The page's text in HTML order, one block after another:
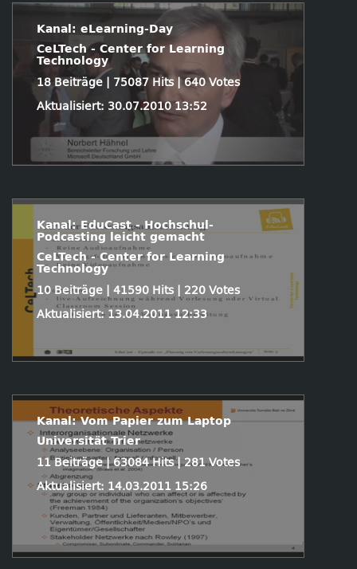
Kanal: eLearning-Day
CeLTech - Center for Learning
Technology
18 Beiträge | 75087 Hits | 640 Votes
Aktualisiert: 30.07.2010 13:52
Kanal: EduCast - Hochschul-
Podcasting leicht gemacht
CeLTech - Center for Learning
Technology
10 Beiträge | 41590 Hits | 220 Votes
Aktualisiert: 13.04.2011 12:33
Kanal: Vom Papier zum Laptop
Universität Trier
11 Beiträge | 63084 Hits | 281 Votes
Aktualisiert: 14.03.2011 15:26